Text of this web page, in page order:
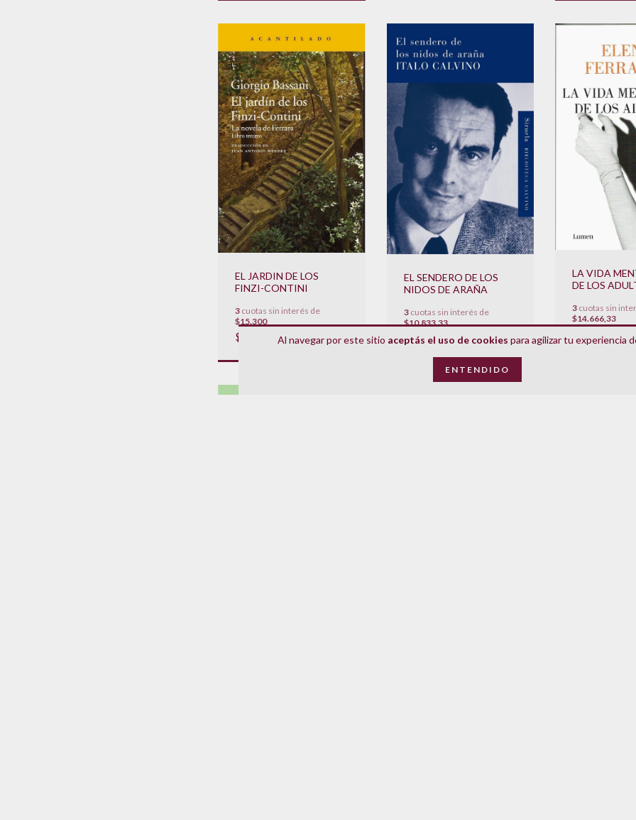
Al navegar por este sitio aceptás el uso de cookies para agilizar tu experiencia
ENTENDIDO
EL JARDIN DE LOS
FINZI-CONTINI
3 cuotas sin interés de
$15.300
$45.900
EL SENDERO DE LOS
NIDOS DE ARAÑA
3cuotas sin interés de
$10.833,33
$32.500
LA VIDA
DE LOS
3 cuotas sin
$14.666,33